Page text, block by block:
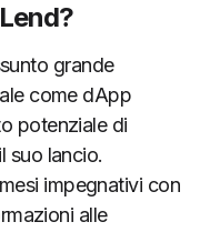
grande
come dApp
potenziale di
suo lancio.
impegnativi con
alle